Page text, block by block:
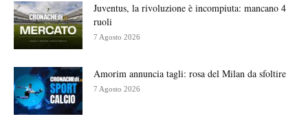
Juventus, la rivoluzione è incompiuta: mancano 4
ruoli
7 Agosto 2026
Amorim annuncia tagli: rosa del Milan da sfoltire
7 Agosto 2026